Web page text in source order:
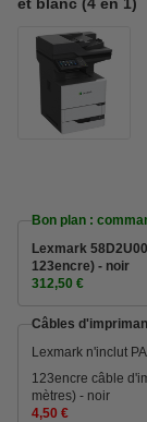
Bon plan :
Lexmark
123encre) - noir
312,50 €
Câbles
Lexmark n'inclut
123encre câble
mètres) - noir
4,50 €